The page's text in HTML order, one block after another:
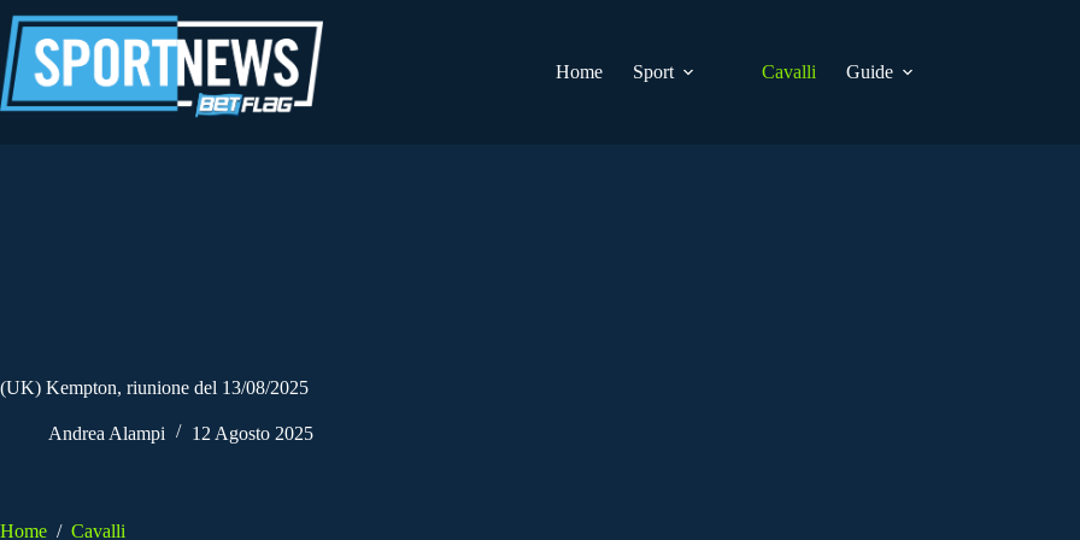
al
contenuto
Home
Sport Cavalli Guide
(UK) Kempton, riunione del 13/08/2025
Andrea Alampi 12 Agosto 2025
Home / Cavalli